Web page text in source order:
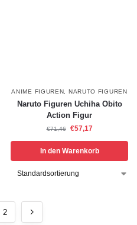
ANIME FIGUREN NARUTO FIGUREN
Naruto Figuren Uchiha Obito
Action Figur
€71,46 €57,17
In den Warenkorb
2